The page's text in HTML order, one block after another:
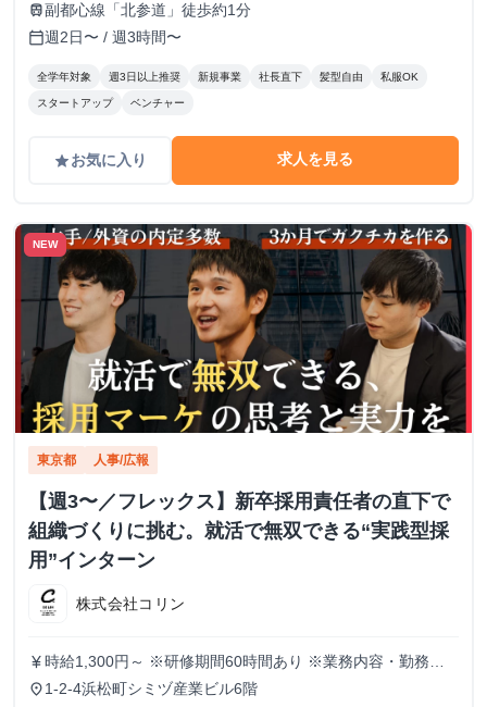
train副都心線「北参道」徒歩約1分
calendar_today週2日〜 / 週3時間〜
全学年対象 週3日以上推奨 新規事業 社長直下 髪型自由 私服OK
スタートアップ ベンチャー
gradeお気に入り 求人を見る
NEW
東京都 人事/広報
【週3〜／フレックス】新卒採用責任者の直下で
組織づくりに挑む。就活で無双できる“実践型採
用”インターン
株式会社コリン
currency_yen 時給1,300円～ ※研修期間60時間あり ※業務内容・勤務状
況により決定
place 1-2-4浜松町シミヅ産業ビル6階